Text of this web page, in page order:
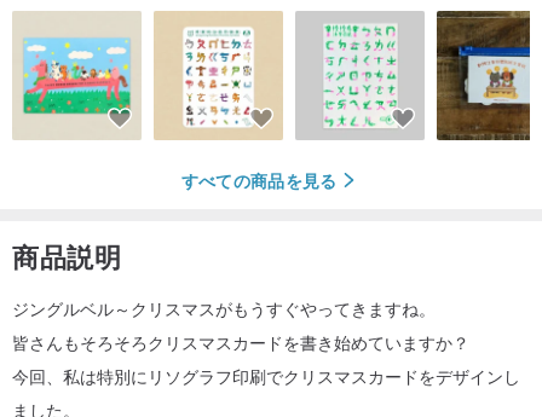
すべての商品を見る
商品説明
ジングルベル～クリスマスがもうすぐやってきますね。
皆さんもそろそろクリスマスカードを書き始めていますか？
今回、私は特別にリソグラフ印刷でクリスマスカードをデザインし
ました。